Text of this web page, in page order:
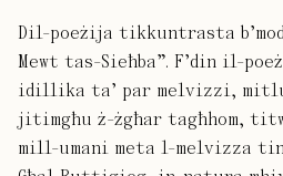
Dil-poeżija tikkuntrasta
Mewt tas-Sieħba”. F’din il-
idillika ta’ par melvizzi,
jitimgħu ż-żgħar tagħhom,
mill-umani meta l-melvizza